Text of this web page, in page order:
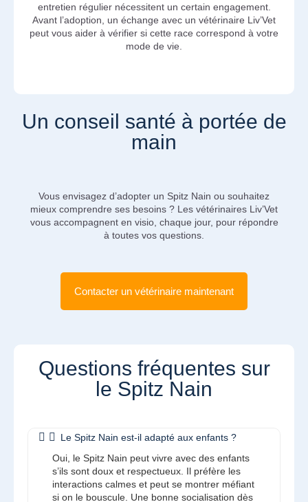
entretien régulier nécessitent un certain engagement.
Avant l’adoption, un échange avec un vétérinaire Liv’Vet
peut vous aider à vérifier si cette race correspond à votre
mode de vie.
Un conseil santé à portée de
main
Vous envisagez d’adopter un Spitz Nain ou souhaitez
mieux comprendre ses besoins ? Les vétérinaires Liv’Vet
vous accompagnent en visio, chaque jour, pour répondre
à toutes vos questions.
Contacter un vétérinaire maintenant
Questions fréquentes sur
le Spitz Nain
Le Spitz Nain est-il adapté aux enfants ?
Oui, le Spitz Nain peut vivre avec des enfants
s’ils sont doux et respectueux. Il préfère les
interactions calmes et peut se montrer méfiant
si on le bouscule. Une bonne socialisation dès